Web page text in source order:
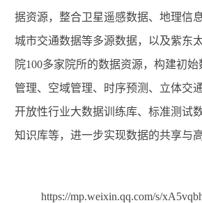
据资源，整合卫星遥感数据、地理信
城市交通数据等多源数据，以及紫东
院100多家院所的数据资源，构建初
管理、空域管理、时序预测、立体交
开放性行业大数据训练库、标准测试
知识库等，进一步实现数据的共享与
https://mp.weixin.qq.com/s/